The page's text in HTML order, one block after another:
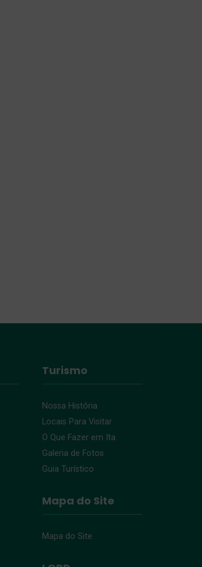
Turismo
Nossa História
Locais Para Visitar
O Que Fazer em Ita
Galeria de Fotos
Guia Turístico
Mapa do Site
Mapa do Site